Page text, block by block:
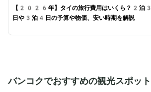
【2026年】タイの旅行費用はいくら？2泊3
日や3泊4日の予算や物価、安い時期を解説
バンコクでおすすめの観光スポット